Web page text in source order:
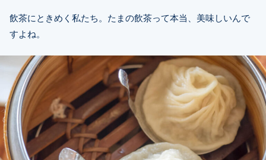
飲茶にときめく私たち。たまの飲茶って本当、美味しいんで
すよね。